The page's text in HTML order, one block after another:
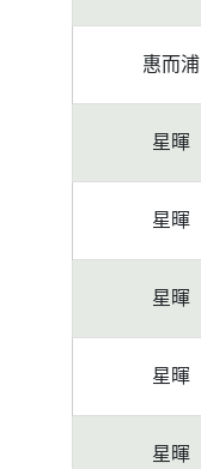
惠而浦
星暉
星暉
星暉
星暉
星暉